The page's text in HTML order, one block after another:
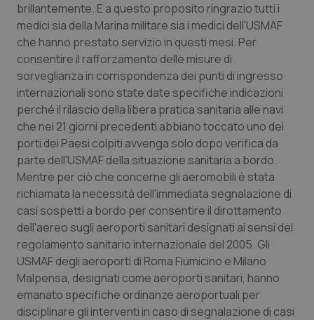
brillantemente. E a questo proposito ringrazio tutti i
medici sia della Marina militare sia i medici dell'USMAF
che hanno prestato servizio in questi mesi. Per
consentire il rafforzamento delle misure di
sorveglianza in corrispondenza dei punti di ingresso
internazionali sono state date specifiche indicazioni
perché il rilascio della libera pratica sanitaria alle navi
che nei 21 giorni precedenti abbiano toccato uno dei
porti dei Paesi colpiti avvenga solo dopo verifica da
parte dell'USMAF della situazione sanitaria a bordo.
Mentre per ciò che concerne gli aeromobili è stata
richiamata la necessità dell'immediata segnalazione di
casi sospetti a bordo per consentire il dirottamento
dell'aereo sugli aeroporti sanitari designati ai sensi del
regolamento sanitario internazionale del 2005. Gli
USMAF degli aeroporti di Roma Fiumicino e Milano
Malpensa, designati come aeroporti sanitari, hanno
emanato specifiche ordinanze aeroportuali per
disciplinare gli interventi in caso di segnalazione di casi